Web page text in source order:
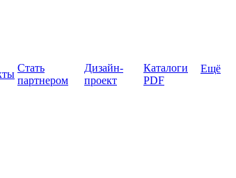
Стать
партнером
Дизайн-
проект
Каталоги
PDF
Ещё